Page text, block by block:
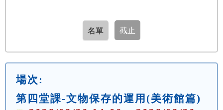
場次:
第四堂課-文物保存的運用(美術館篇)